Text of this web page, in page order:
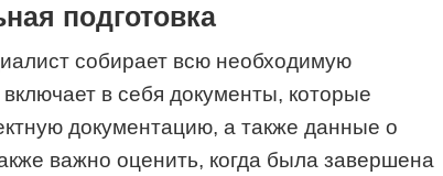
подготовка
собирает всю необходимую
в себя документы, которые
документацию, а также данные о
важно оценить, когда была завершена